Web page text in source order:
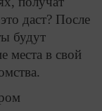
даст? После
будут
места в свой